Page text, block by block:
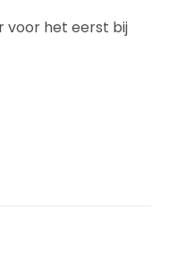
voor het eerst bij